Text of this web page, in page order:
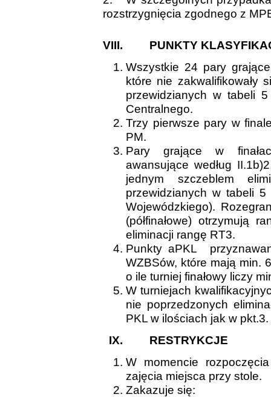
rozstrzygnięcia zgodnego z
VIII.
PUNKTY
Wszystkie 24 pary
które nie zakwalifikowały
przewidzianych w tabeli
Centralnego.
Trzy pierwsze pary w
PM.
Pary grające w
awansujące według
jednym szczeblem
przewidzianych w tabeli 5
Wojewódzkiego).
(półfinałowe) otrzymują
eliminacji rangę RT3.
Punkty aPKL
WZBSów, które mają min.
o ile turniej finałowy liczy
W turniejach
nie poprzedzonych
PKL w ilościach jak w pkt.3.
IX.
RESTRYKCJE
W momencie
zajęcia miejsca przy stole.
Zakazuje się: